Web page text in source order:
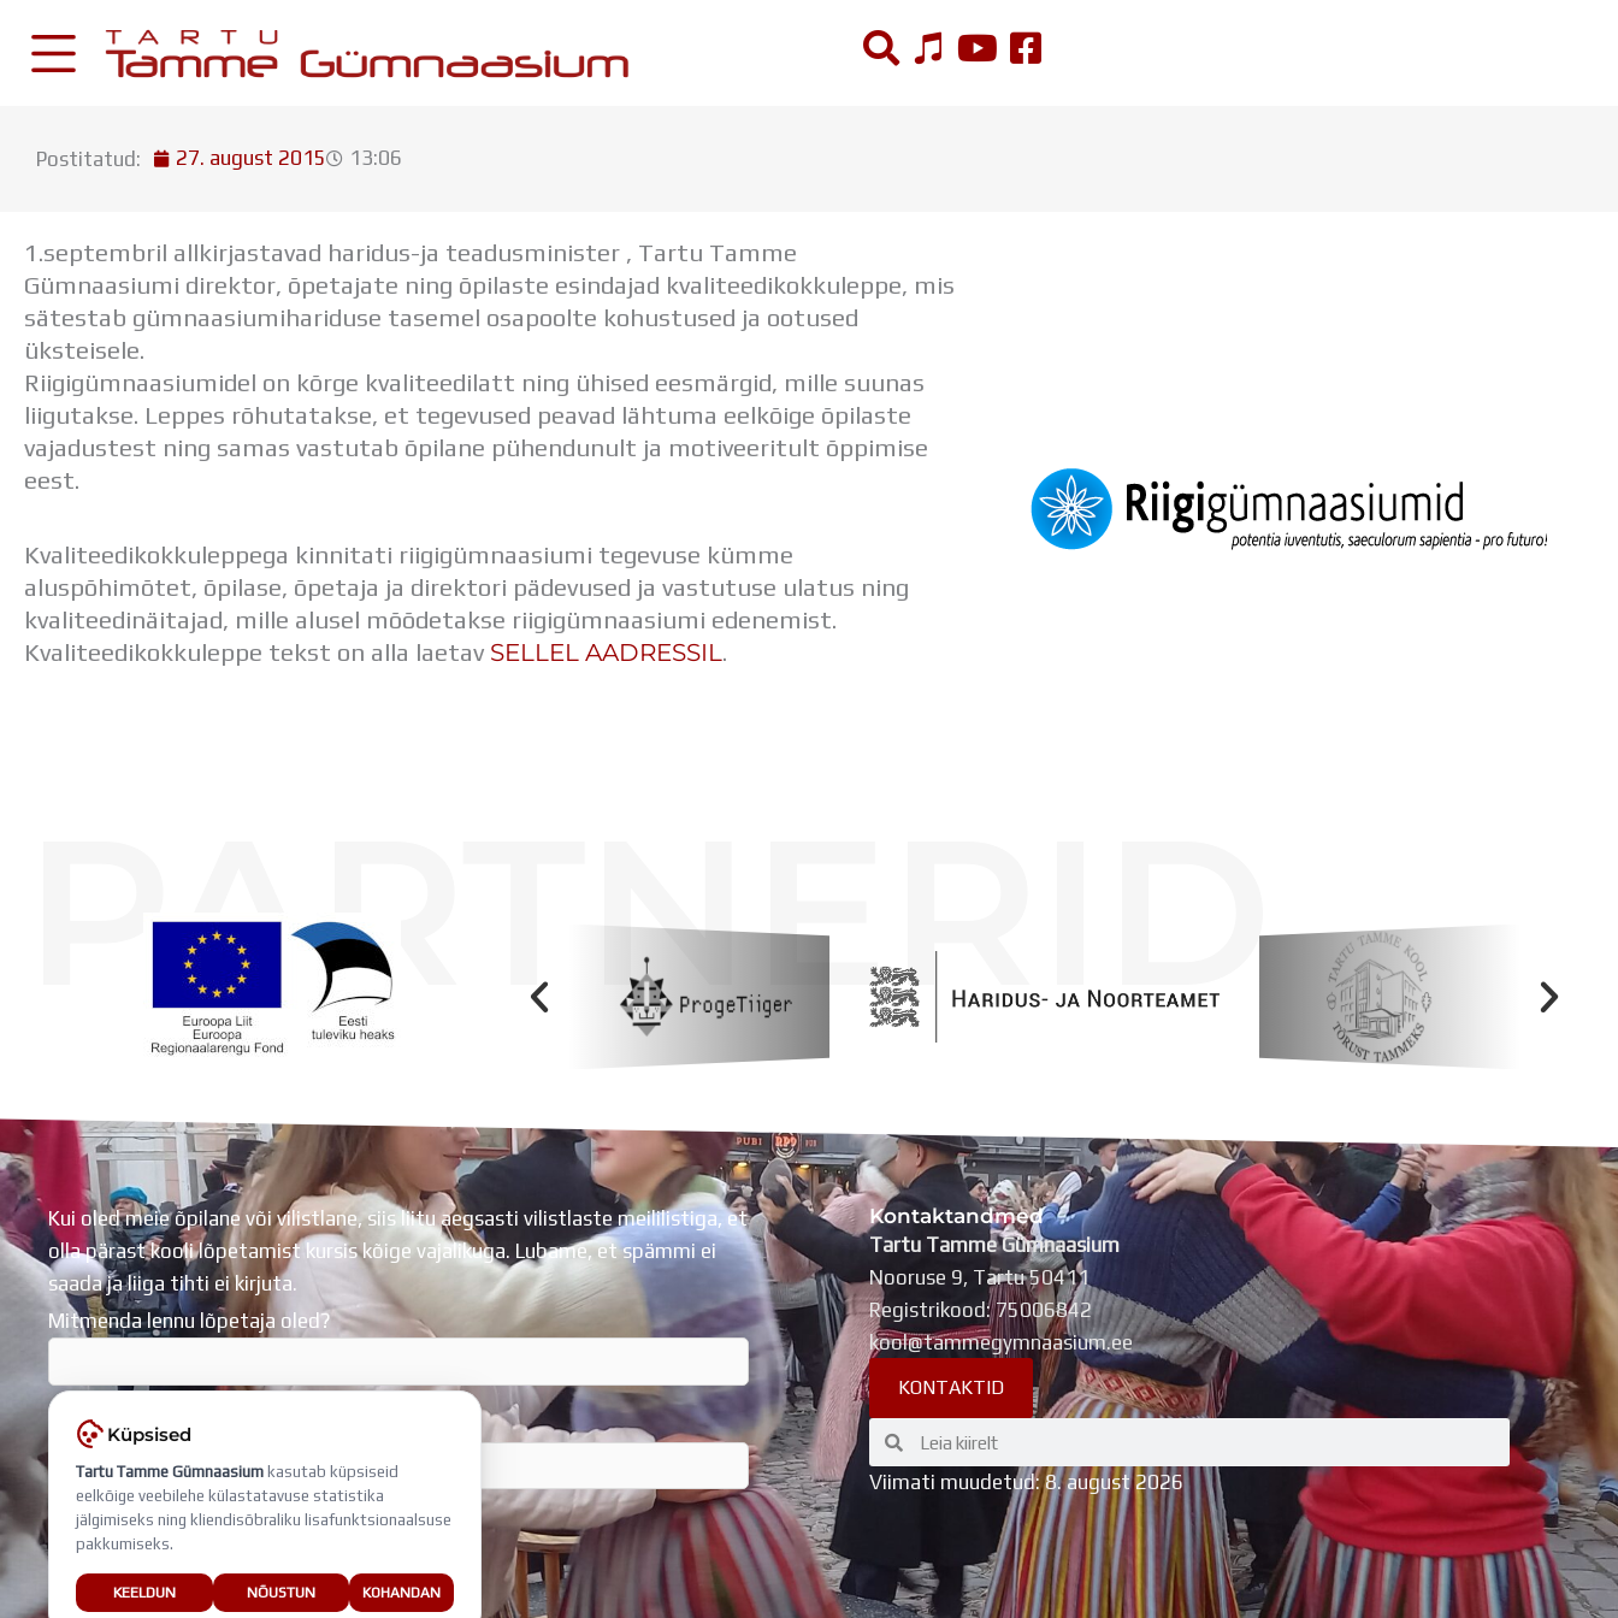
content
Postkast
Drive
Tamme Leht
Kooliraadio
Koorilaul
Aastaplaan
Õppekava
Ainepassid
Õpilastööd (UPT)
Distantsõpe
Kodukord
Õpilasesindus
Kontaktid
Tööpakkumised
Postitatud: 27. august 2015 13:06
1.septembril allkirjastavad haridus-ja teadusminister , Tartu Tamme
Gümnaasiumi direktor, õpetajate ning õpilaste esindajad kvaliteedikokkuleppe, mis
sätestab gümnaasiumihariduse tasemel osapoolte kohustused ja ootused
üksteisele.
Riigigümnaasiumidel on kõrge kvaliteedilatt ning ühised eesmärgid, mille suunas
liigutakse. Leppes rõhutatakse, et tegevused peavad lähtuma eelkõige õpilaste
vajadustest ning samas vastutab õpilane pühendunult ja motiveeritult õppimise
eest.
Kvaliteedikokkuleppega kinnitati riigigümnaasiumi tegevuse kümme
aluspõhimõtet, õpilase, õpetaja ja direktori pädevused ja vastutuse ulatus ning
kvaliteedinäitajad, mille alusel mõõdetakse riigigümnaasiumi edenemist.
Kvaliteedikokkuleppe tekst on alla laetav SELLEL AADRESSIL.
PARTNERID
Kui oled meie õpilane või vilistlane, siis liitu aegsasti vilistlaste meililistiga, et
olla pärast kooli lõpetamist kursis kõige vajalikuga. Lubame, et spämmi ei
saada ja liiga tihti ei kirjuta.
Mitmenda lennu lõpetaja oled?
Sisesta e-mail, millega liitud
Kontaktandmed
Tartu Tamme Gümnaasium
Nooruse 9, Tartu 50411
Registrikood: 75006842
kool@tammegymnaasium.ee
KONTAKTID
SearchSearch
Viimati muudetud: 8. august 2026
Küpsised
Tartu Tamme Gümnaasium kasutab küpsiseid
eelkõige veebilehe külastatavuse statistika
jälgimiseks ning kliendisõbraliku lisafunktsionaalsuse
pakkumiseks.
KEELDUN NÕUSTUN KOHANDAN